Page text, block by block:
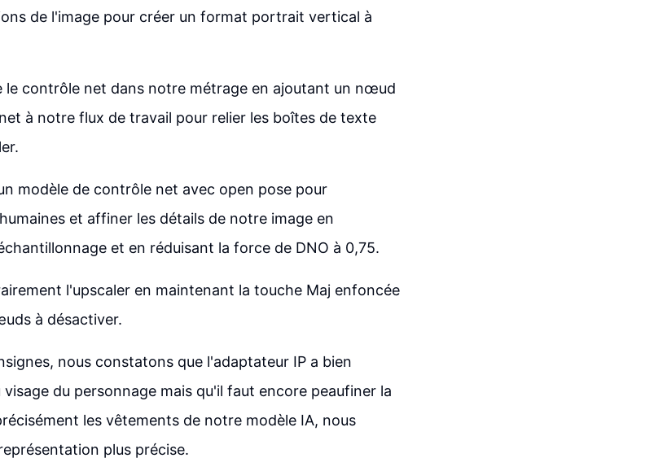
de l'image pour créer un format portrait vertical à
le contrôle net dans notre métrage en ajoutant un nœud
à notre flux de travail pour relier les boîtes de texte
modèle de contrôle net avec open pose pour
et affiner les détails de notre image en
et en réduisant la force de DNO à 0,75.
l'upscaler en maintenant la touche Maj enfoncée
à désactiver.
nous constatons que l'adaptateur IP a bien
du personnage mais qu'il faut encore peaufiner la
les vêtements de notre modèle IA, nous
plus précise.